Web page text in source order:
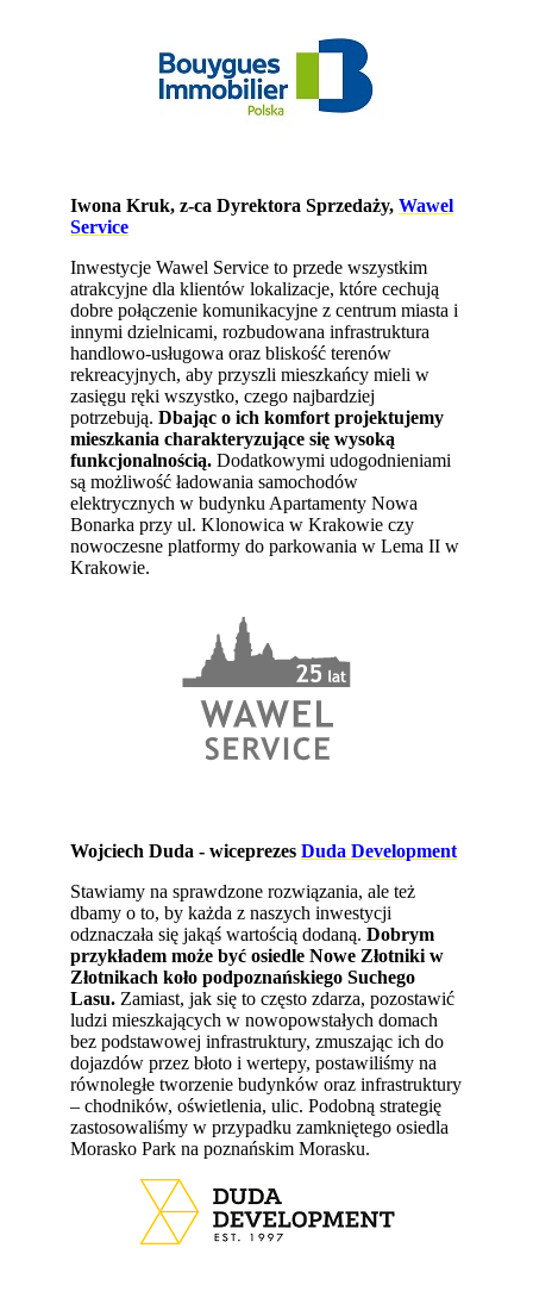
Iwona Kruk, z-ca Dyrektora Sprzedaży,Wawel
Service
Inwestycje Wawel Service to przede wszystkim
atrakcyjne dla klientów lokalizacje, które cechują
dobre połączenie komunikacyjne z centrum miasta i
innymi dzielnicami, rozbudowana infrastruktura
handlowo-usługowa oraz bliskość terenów
rekreacyjnych, aby przyszli mieszkańcy mieli w
zasięgu ręki wszystko, czego najbardziej
potrzebują.Dbając o ich komfort projektujemy
mieszkania charakteryzujące się wysoką
funkcjonalnością. Dodatkowymi udogodnieniami
są możliwość ładowania samochodów
elektrycznych w budynku Apartamenty Nowa
Bonarka przy ul. Klonowica w Krakowie czy
nowoczesne platformy do parkowania w Lema II w
Krakowie.
Wojciech Duda - wiceprezesDuda Development
Stawiamy na sprawdzone rozwiązania, ale też
dbamy o to, by każda z naszych inwestycji
odznaczała się jakąś wartością dodaną.Dobrym
przykładem może być osiedle Nowe Złotniki w
Złotnikach koło podpoznańskiego Suchego
Lasu. Zamiast, jak się to często zdarza, pozostawić
ludzi mieszkających w nowopowstałych domach
bez podstawowej infrastruktury, zmuszając ich do
dojazdów przez błoto i wertepy, postawiliśmy na
równoległe tworzenie budynków oraz infrastruktury
– chodników, oświetlenia, ulic. Podobną strategię
zastosowaliśmy w przypadku zamkniętego osiedla
Morasko Park na poznańskim Morasku.